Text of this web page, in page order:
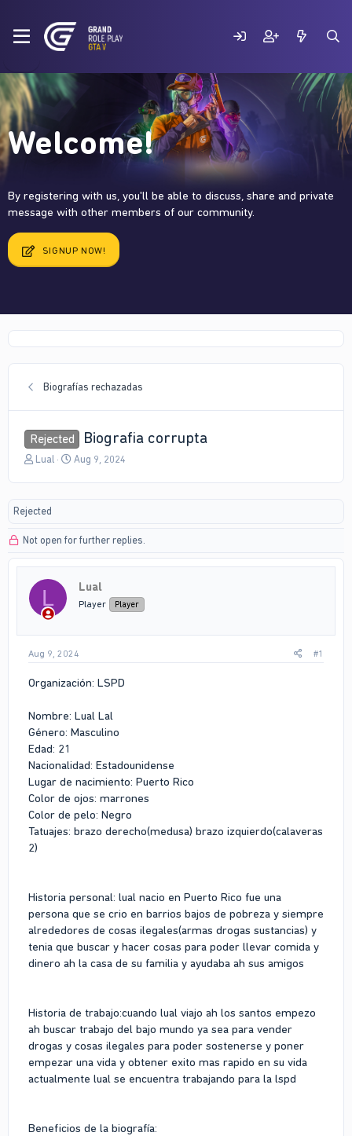
Welcome!
By registering with us, you'll be able to discuss, share and private
message with other members of our community.
SIGNUP NOW!
Biografías rechazadas
Rejected Biografia corrupta
T
a
s
t
r
e
Lual
S
a
t
Aug 9, 2024
Rejected
Not open for further replies.
L Lual
Player Player
Aug 9, 2024 #1
Organización: LSPD
Nombre: Lual Lal
Género: Masculino
Edad: 21
Nacionalidad: Estadounidense
Lugar de nacimiento: Puerto Rico
Color de ojos: marrones
Color de pelo: Negro
Tatuajes: brazo derecho(medusa) brazo izquierdo(calaveras
2)
Historia personal: lual nacio en Puerto Rico fue una
persona que se crio en barrios bajos de pobreza y siempre
alrededores de cosas ilegales(armas drogas sustancias) y
tenia que buscar y hacer cosas para poder llevar comida y
dinero ah la casa de su familia y ayudaba ah sus amigos
Historia de trabajo:cuando lual viajo ah los santos empezo
ah buscar trabajo del bajo mundo ya sea para vender
drogas y cosas ilegales para poder sostenerse y poner
empezar una vida y obtener exito mas rapido en su vida
actualmente lual se encuentra trabajando para la lspd
Beneficios de la biografía: